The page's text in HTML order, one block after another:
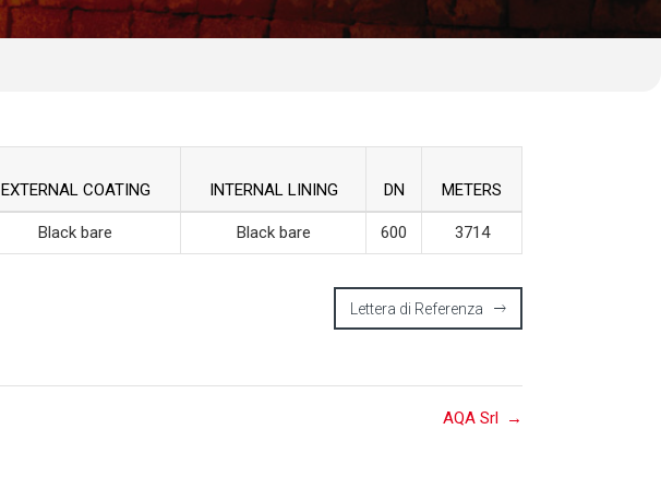
EXTERNAL COATING INTERNAL LINING DN METERS
Black bare Black bare 600 3714
Lettera di Referenza
AQA Srl →